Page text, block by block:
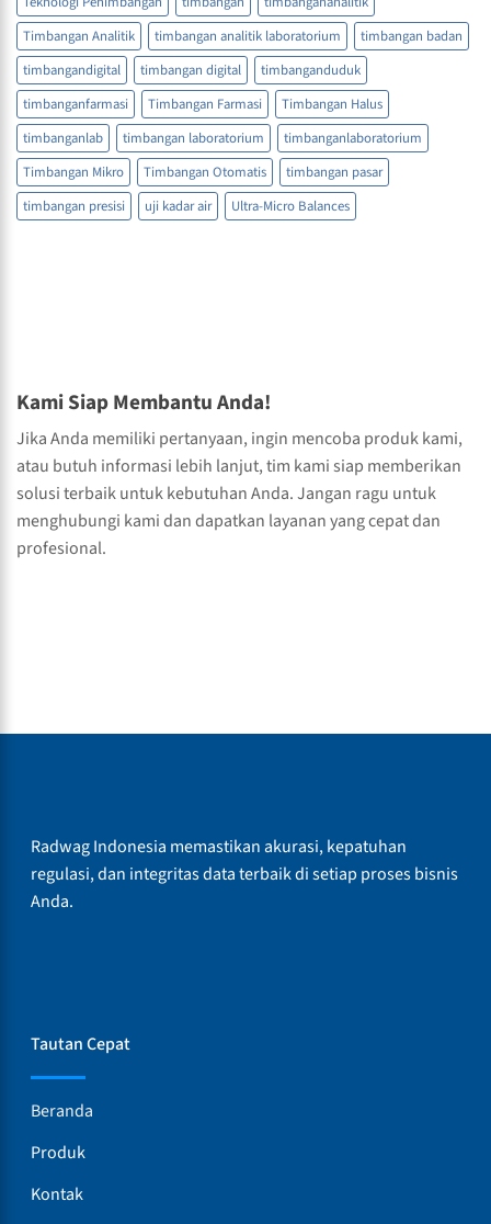
Timbangan Analitik
timbangan analitik laboratorium
timbangan badan
timbangandigital
timbangan digital
timbanganduduk
timbanganfarmasi
Timbangan Farmasi
Timbangan Halus
timbanganlab
timbangan laboratorium
timbanganlaboratorium
Timbangan Mikro
Timbangan Otomatis
timbangan pasar
timbangan presisi
uji kadar air Ultra-Micro Balances
Kami Siap Membantu Anda!
Jika Anda memiliki pertanyaan, ingin mencoba produk kami,
atau butuh informasi lebih lanjut, tim kami siap memberikan
solusi terbaik untuk kebutuhan Anda. Jangan ragu untuk
menghubungi kami dan dapatkan layanan yang cepat dan
profesional.
Radwag Indonesia memastikan akurasi, kepatuhan
regulasi, dan integritas data terbaik di setiap proses bisnis
Anda.
Tautan Cepat
Beranda
Produk
Kontak